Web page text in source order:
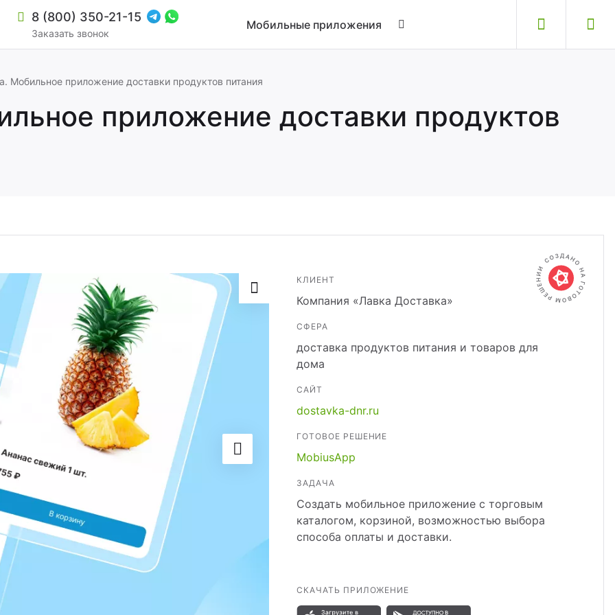
8 (800) 350-21-15
Заказать звонок
Мобильные приложения
и мультирегиональностью
оплатой
Мобильное приложение доставки продуктов питания
приложение доставки продуктов
КЛИЕНТ
Компания «Лавка Доставка»
СФЕРА
доставка продуктов питания и товаров для
дома
САЙТ
dostavka-dnr.ru
ГОТОВОЕ РЕШЕНИЕ
MobiusApp
ЗАДАЧА
Создать мобильное приложение с торговым
каталогом, корзиной, возможностью выбора
способа оплаты и доставки.
СКАЧАТЬ ПРИЛОЖЕНИЕ